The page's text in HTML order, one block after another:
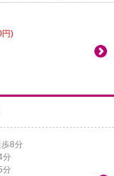
円)
歩8分
分
分